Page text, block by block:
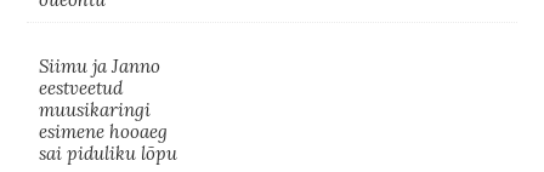
Siimu ja Janno
eestveetud
muusikaringi
esimene hooaeg
sai piduliku lõpu